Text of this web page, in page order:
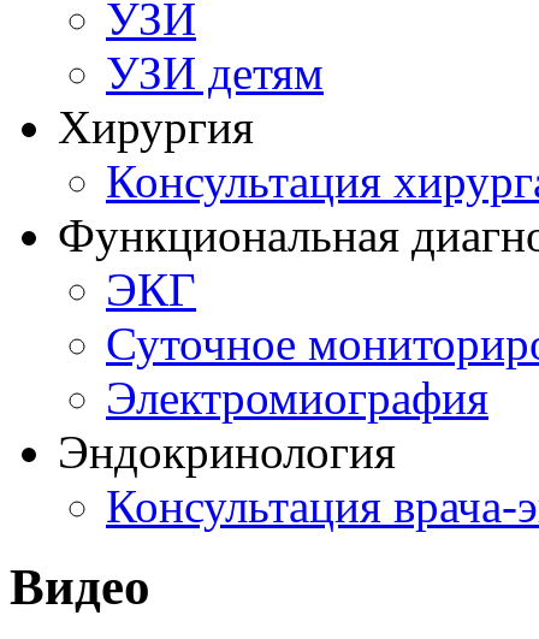
УЗИ
УЗИ детям
Хирургия
Консультация
Функциональная
ЭКГ
Суточное
Электромиография
Эндокринология
Консультация врача-
Видео